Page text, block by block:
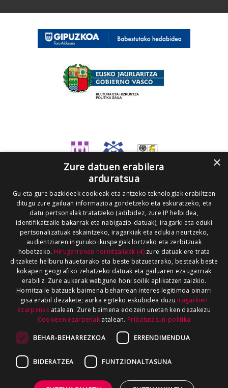
×
Zure datuen erabilera
arduratsua
Gu eta gure bazkideek cookieak eta antzeko teknologiak erabiltzen
ditugu zure gailuan informazioa gordetzeko eta eskuratzeko, eta
datu pertsonalak tratatzeko (adibidez, zure IP helbidea,
identifikatzaile bakarrak eta nabigazio-datuak), iragarki eta eduki
pertsonalizatuak eskaintzeko, iragarkiak eta edukia neurtzeko,
audientziaren inguruko ikuspegiak lortzeko eta zerbitzuak
hobetzeko. Hirugarrenen hornitzaileek (4)zure datuak ere trata
ditzakete helburu hauetarako eta beste batzuetarako, besteak beste
kokapen geografiko zehatzeko datuak eta gailuaren ezaugarriak
erabiliz. Zure aukerak webgune honi soilik aplikatzen zaizkio.
Hornitzaile batzuek baimena beharrean interes legitimoa oinarri
gisa erabil dezakete; aurka egiteko eskubidea duzu Iragarkien
ezarpenakatalean. Zure baimena edozein unetan ken dezakezu
Cookieen ezarpenak atalean. Pribatutasun-politika
BEHAR-BEHARREZKOA ERRENDIMENDUA
BIDERATZEA FUNTZIONALTASUNA